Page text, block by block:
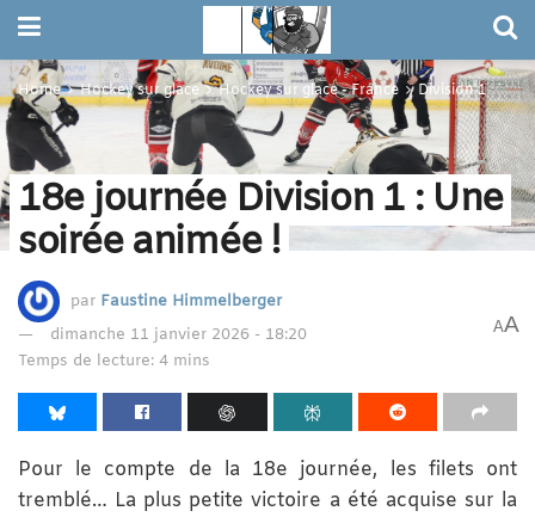
Home Hockey sur glace Hockey sur glace - France Division 1
18e journée Division 1 : Une
soirée animée !
par Faustine Himmelberger
dimanche 11 janvier 2026 - 18:20
Temps de lecture: 4 mins
AA
Pour le compte de la 18e journée, les filets ont
tremblé… La plus petite victoire a été acquise sur la